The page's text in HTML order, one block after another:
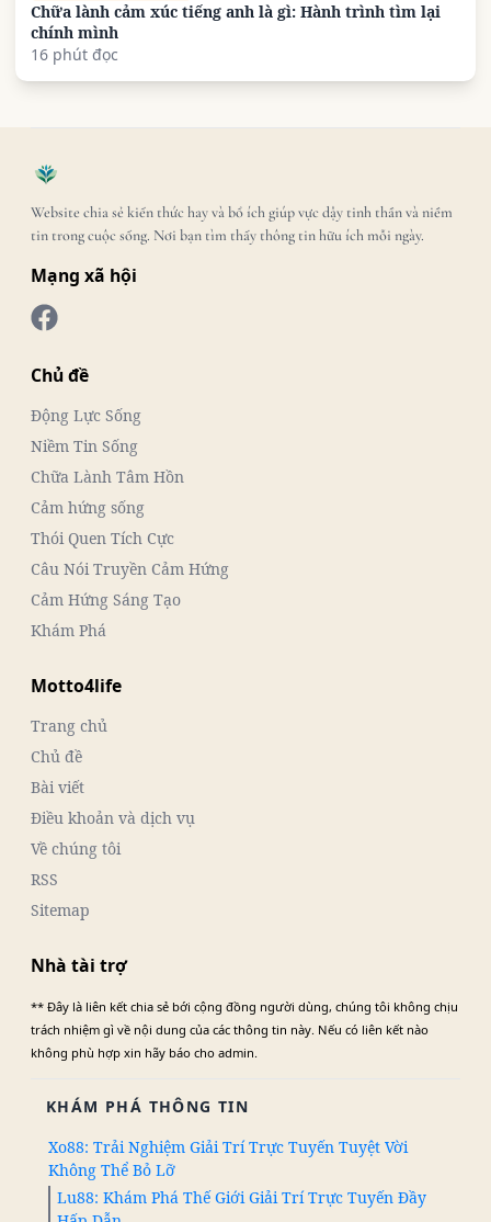
Chữa lành cảm xúc tiếng anh là gì: Hành trình tìm lại
chính mình
16 phút đọc
Website chia sẻ kiến thức hay và bổ ích giúp vực dậy tinh thần và niềm
tin trong cuộc sống. Nơi bạn tìm thấy thông tin hữu ích mỗi ngày.
Mạng xã hội
Chủ đề
Động Lực Sống
Niềm Tin Sống
Chữa Lành Tâm Hồn
Cảm hứng sống
Thói Quen Tích Cực
Câu Nói Truyền Cảm Hứng
Cảm Hứng Sáng Tạo
Khám Phá
Motto4life
Trang chủ
Chủ đề
Bài viết
Điều khoản và dịch vụ
Về chúng tôi
RSS
Sitemap
Nhà tài trợ
** Đây là liên kết chia sẻ bới cộng đồng người dùng, chúng tôi không chịu
trách nhiệm gì về nội dung của các thông tin này. Nếu có liên kết nào
không phù hợp xin hãy báo cho admin.
KHÁM PHÁ THÔNG TIN
Xo88: Trải Nghiệm Giải Trí Trực Tuyến Tuyệt Vời
Không Thể Bỏ Lỡ
Lu88: Khám Phá Thế Giới Giải Trí Trực Tuyến Đầy